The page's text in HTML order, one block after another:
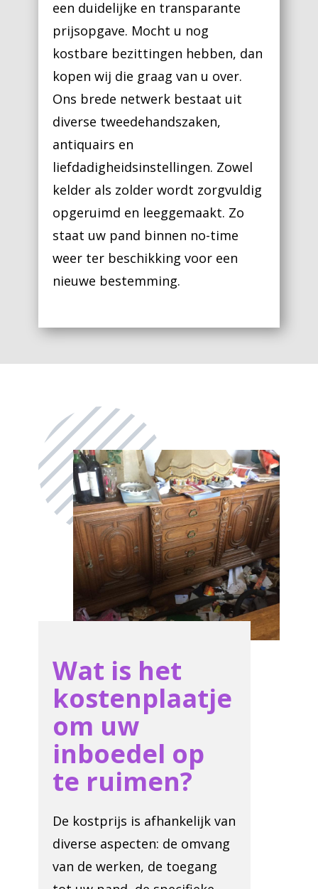
een duidelijke en transparante
prijsopgave. Mocht u nog
kostbare bezittingen hebben, dan
kopen wij die graag van u over.
Ons brede netwerk bestaat uit
diverse tweedehandszaken,
antiquairs en
liefdadigheidsinstellingen. Zowel
kelder als zolder wordt zorgvuldig
opgeruimd en leeggemaakt. Zo
staat uw pand binnen no-time
weer ter beschikking voor een
nieuwe bestemming.
Wat is het
kostenplaatje
om uw
inboedel op
te ruimen?
De kostprijs is afhankelijk van
diverse aspecten: de omvang
van de werken, de toegang